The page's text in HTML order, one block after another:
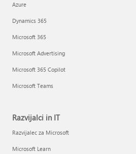
Azure
Dynamics 365
Microsoft 365
Microsoft Advertising
Microsoft 365 Copilot
Microsoft Teams
Razvijalci in IT
Razvijalec za Microsoft
Microsoft Learn